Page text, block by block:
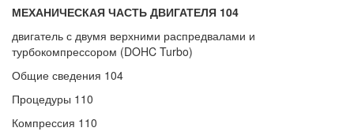
МЕХАНИЧЕСКАЯ ЧАСТЬ ДВИГАТЕЛЯ 104
двигатель с двумя верхними распредвалами и
турбокомпрессором (DOHC Turbo)
Общие сведения 104
Процедуры 110
Компрессия 110